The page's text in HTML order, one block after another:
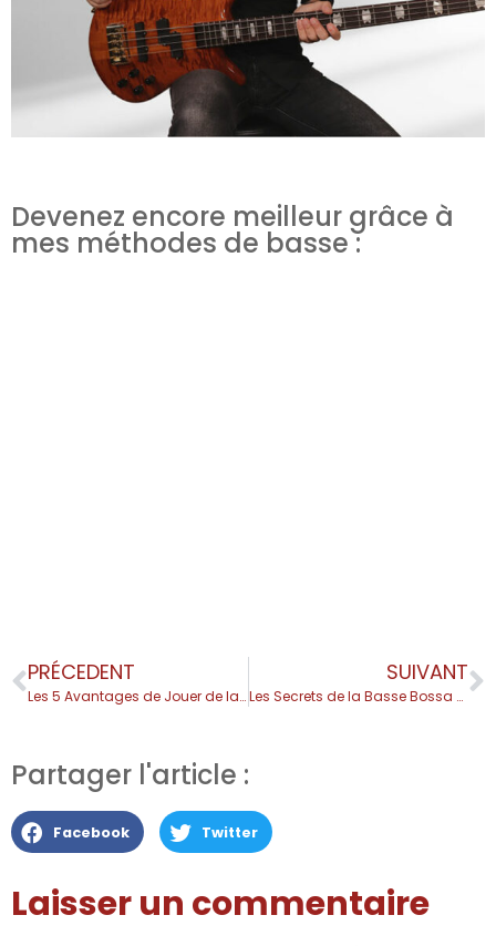
Devenez encore meilleur grâce à
mes méthodes de basse :
PRÉCEDENT
Les 5 Avantages de Jouer de la Basse
SUIVANT
Les Secrets de la Basse Bossa Nova
Partager l'article :
Facebook Twitter
Laisser un commentaire